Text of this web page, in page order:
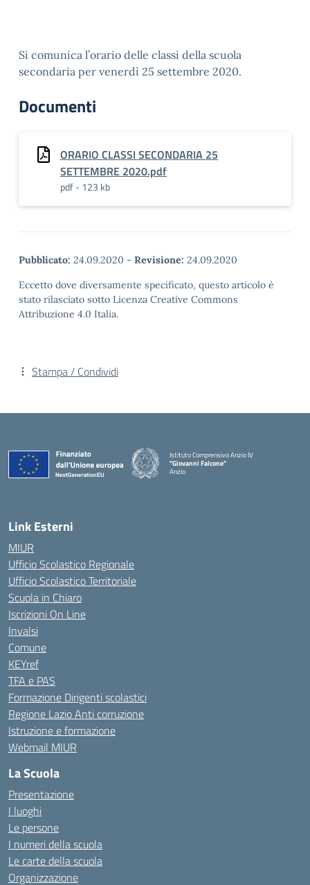
Si comunica l’orario delle classi della scuola
secondaria per venerdì 25 settembre 2020.
Documenti
ORARIO CLASSI SECONDARIA 25
SETTEMBRE 2020.pdf
pdf - 123 kb
Pubblicato: 24.09.2020 - Revisione: 24.09.2020
Eccetto dove diversamente specificato, questo articolo è
stato rilasciato sotto Licenza Creative Commons
Attribuzione 4.0 Italia.
Stampa / Condividi
Istituto Comprensivo Anzio IV
"Giovanni Falcone"
Anzio
Link Esterni
MIUR
Ufficio Scolastico Regionale
Ufficio Scolastico Territoriale
Scuola in Chiaro
Iscrizioni On Line
Invalsi
Comune
KEYref
TFA e PAS
Formazione Dirigenti scolastici
Regione Lazio Anti corruzione
Istruzione e formazione
Webmail MIUR
La Scuola
Presentazione
I luoghi
Le persone
I numeri della scuola
Le carte della scuola
Organizzazione